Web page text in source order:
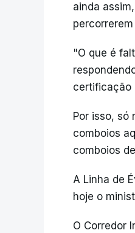
ainda
"O que é
certificação
Por isso, só
comboios
comboios
A Linha de
hoje o
O Corredor